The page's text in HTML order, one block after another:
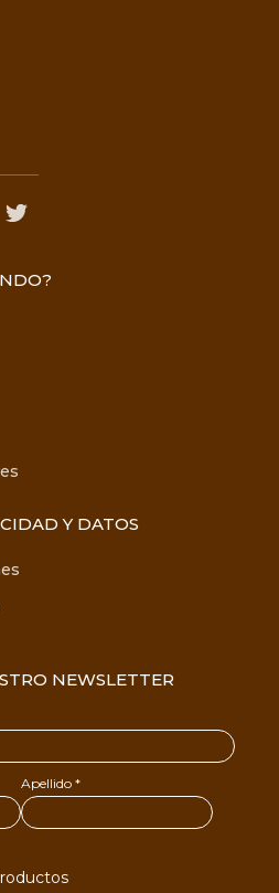
Y DATOS
NEWSLETTER